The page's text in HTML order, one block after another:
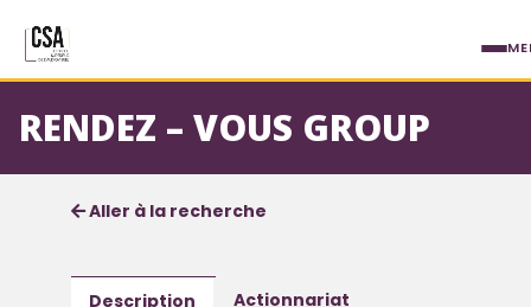
RENDEZ – VOUS GROUP
Fiche société
Informations détaillées
Aller à la recherche
Description Actionnariat